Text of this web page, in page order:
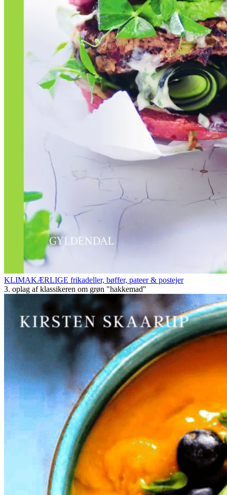
KLIMAKÆRLIGE frikadeller, bøffer, pateer & postejer
3. oplag af klassikeren om grøn "hakkemad"